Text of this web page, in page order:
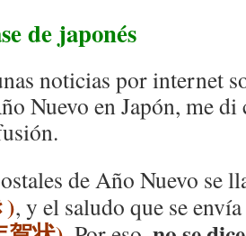
de japonés
noticias por internet
Nuevo en Japón, me di
de Año Nuevo se
), y el saludo que se